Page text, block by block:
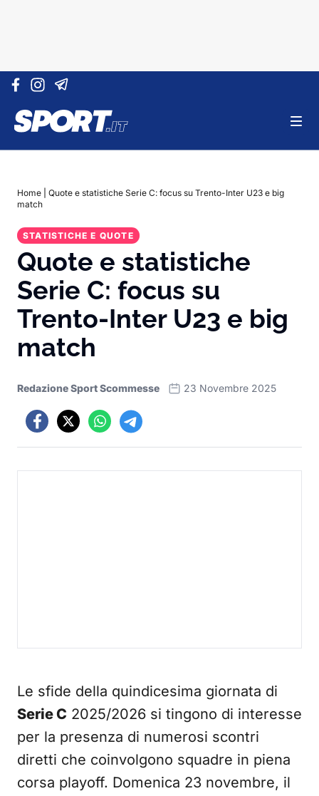
Vai al contenuto
Home
Quote e statistiche Serie C: focus su Trento-Inter U23 e big
match
STATISTICHE E QUOTE
Quote e statistiche
Serie C: focus su
Trento-Inter U23 e big
match
Redazione Sport Scommesse 23 Novembre 2025
Le sfide della quindicesima giornata di
Serie C 2025/2026 si tingono di interesse
per la presenza di numerosi scontri
diretti che coinvolgono squadre in piena
corsa playoff. Domenica 23 novembre, il